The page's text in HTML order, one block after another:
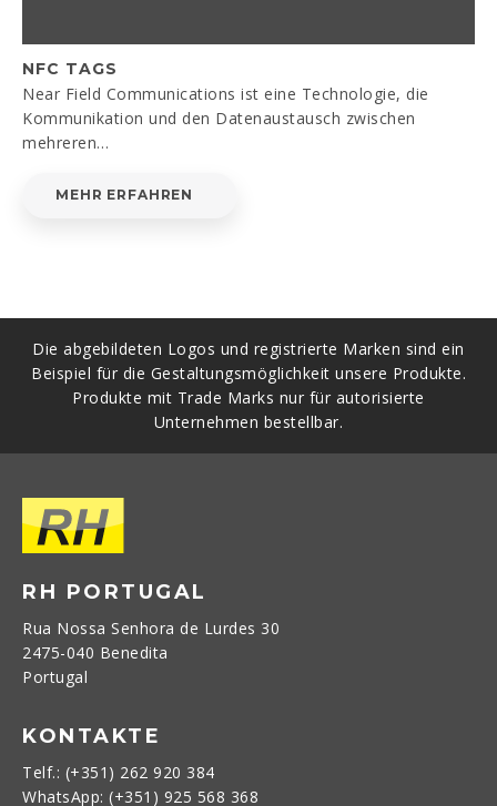
NFC TAGS
Near Field Communications ist eine Technologie, die
Kommunikation und den Datenaustausch zwischen
mehreren…
MEHR ERFAHREN
Die abgebildeten Logos und registrierte Marken sind ein
Beispiel für die Gestaltungsmöglichkeit unsere Produkte.
Produkte mit Trade Marks nur für autorisierte
Unternehmen bestellbar.
RH PORTUGAL
Rua Nossa Senhora de Lurdes 30
2475-040 Benedita
Portugal
KONTAKTE
Telf.: (+351) 262 920 384
WhatsApp: (+351) 925 568 368